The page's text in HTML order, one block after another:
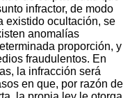
infractor, de modo
existido ocultación, se
anomalías
proporción, y
fraudulentos. En
la infracción será
en que, por razón de